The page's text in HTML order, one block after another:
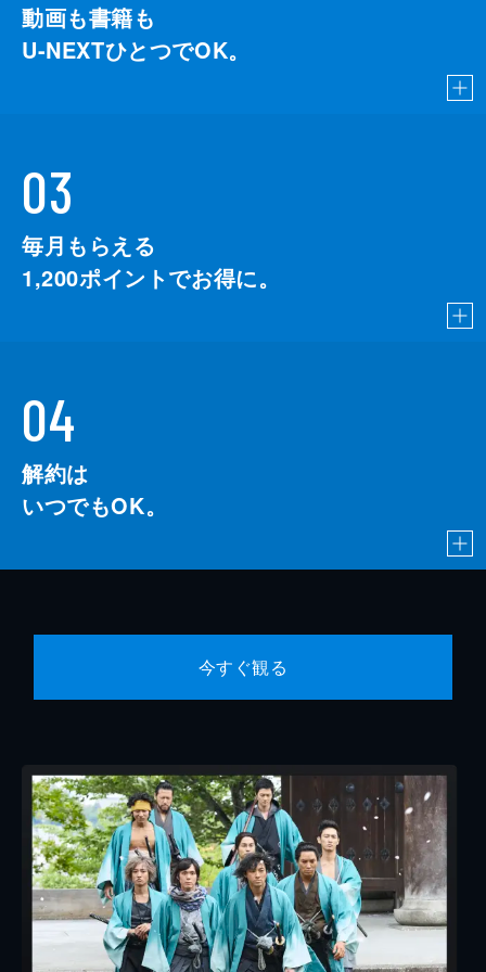
動画も書籍も
U-NEXTひとつでOK。
03
毎月もらえる
1,200ポイントでお得に。
04
解約は
いつでもOK。
今すぐ観る